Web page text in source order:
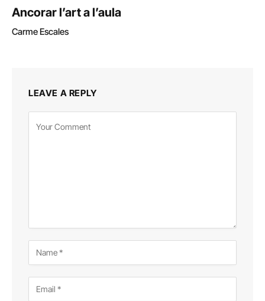
Ancorar l’art a l’aula
Carme Escales
LEAVE A REPLY